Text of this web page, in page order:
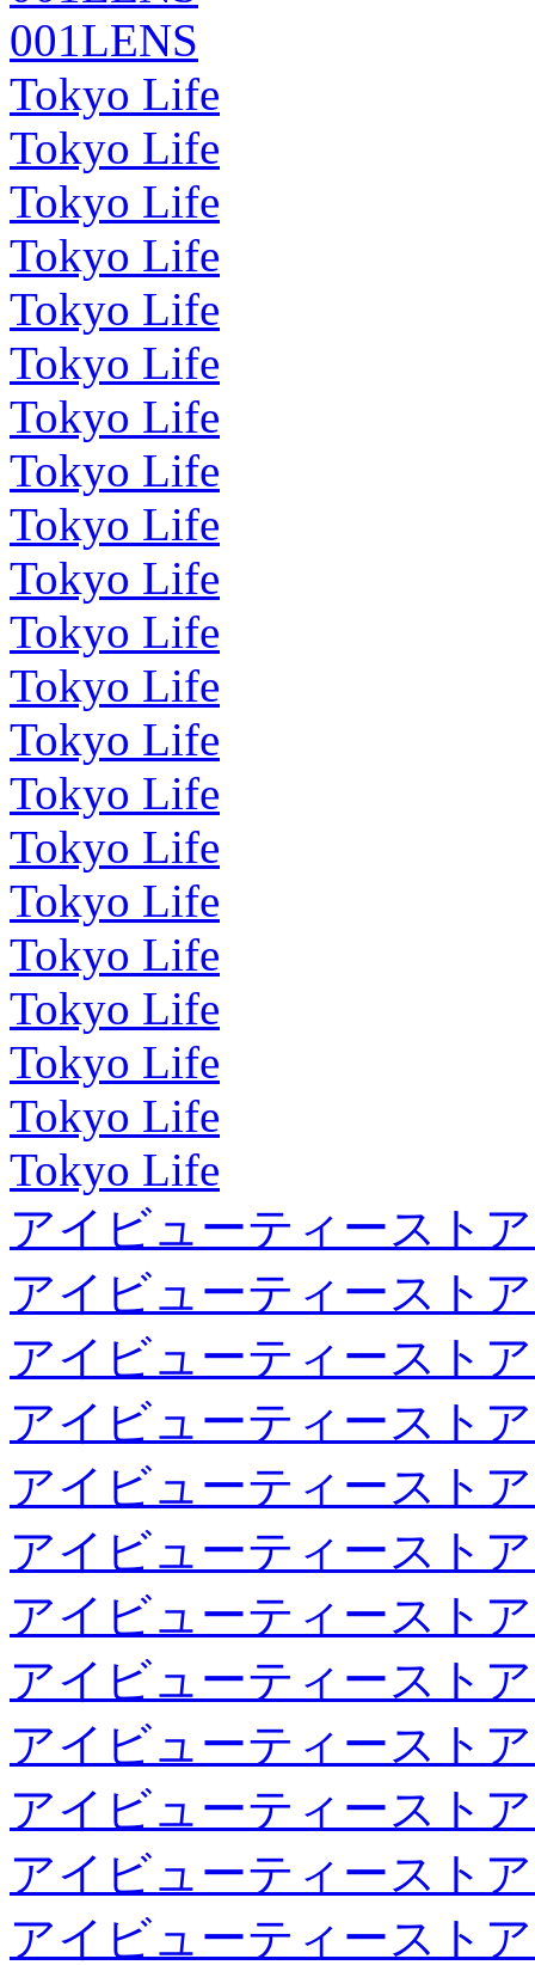
001LENS
Tokyo Life
Tokyo Life
Tokyo Life
Tokyo Life
Tokyo Life
Tokyo Life
Tokyo Life
Tokyo Life
Tokyo Life
Tokyo Life
Tokyo Life
Tokyo Life
Tokyo Life
Tokyo Life
Tokyo Life
Tokyo Life
Tokyo Life
Tokyo Life
Tokyo Life
Tokyo Life
Tokyo Life
アイビューティースト
アイビューティースト
アイビューティースト
アイビューティースト
アイビューティースト
アイビューティースト
アイビューティースト
アイビューティースト
アイビューティースト
アイビューティースト
アイビューティースト
アイビューティースト